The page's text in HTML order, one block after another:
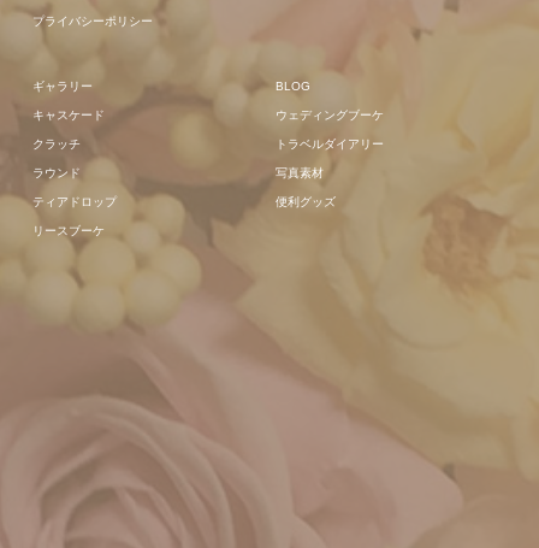
プライバシーポリシー
ギャラリー
キャスケード
クラッチ
ラウンド
ティアドロップ
リースブーケ
BLOG
ウェディングブーケ
トラベルダイアリー
写真素材
便利グッズ